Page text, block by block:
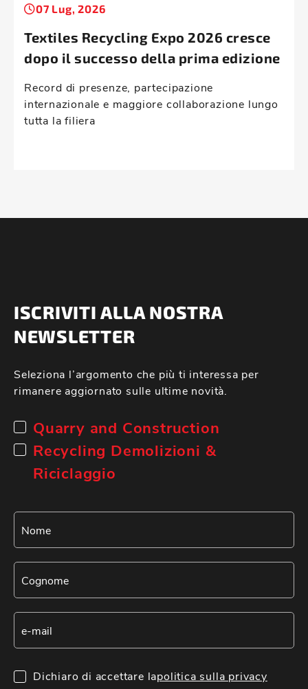
07 Lug, 2026
Textiles Recycling Expo 2026 cresce
dopo il successo della prima edizione
Record di presenze, partecipazione
internazionale e maggiore collaborazione lungo
tutta la filiera
ISCRIVITI ALLA NOSTRA
NEWSLETTER
Seleziona l’argomento che più ti interessa per
rimanere aggiornato sulle ultime novità.
Quarry and Construction
Recycling Demolizioni &
Riciclaggio
Dichiaro di accettare lapolitica sulla privacy